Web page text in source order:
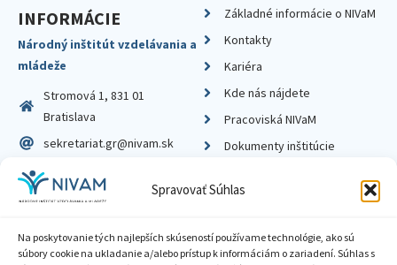
Spravovať Súhlas
Na poskytovanie tých najlepších skúseností používame technológie, ako sú
súbory cookie na ukladanie a/alebo prístup k informáciám o zariadení. Súhlas s
INFORMÁCIE
Národný inštitút vzdelávania a
mládeže
Stromová 1, 831 01
Bratislava
sekretariat.gr@nivam.sk
IČO: 00164348
DIČ: 2020798714
Základné informácie o NIVaM
Kontakty
Kariéra
Kde nás nájdete
Pracoviská NIVaM
Dokumenty inštitúcie